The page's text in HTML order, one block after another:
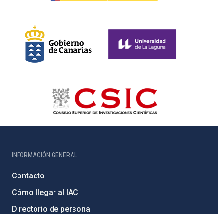
INFORMACIÓN GENERAL
Contacto
Cómo llegar al IAC
Directorio de personal